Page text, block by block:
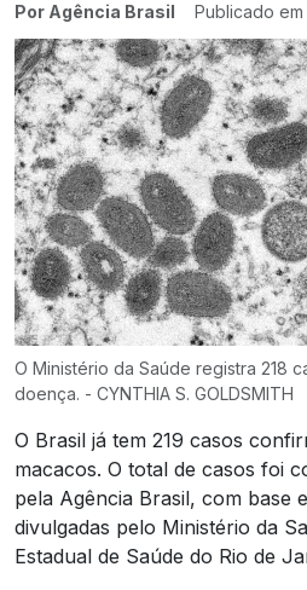
Por Agência Brasil Publicado em
O Ministério da Saúde registra 218
doença. - CYNTHIA S. GOLDSMITH
O Brasil já tem 219 casos
macacos. O total de casos foi
pela Agência Brasil, com base
divulgadas pelo Ministério da
Estadual de Saúde do Rio de